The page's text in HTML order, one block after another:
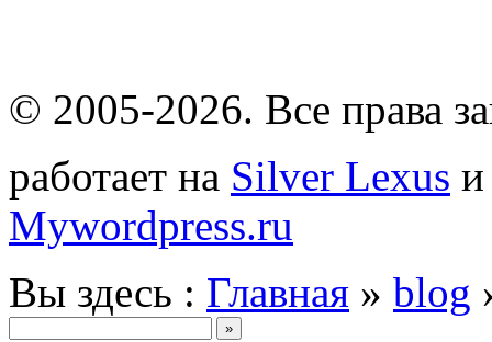
© 2005-2026. Все права
работает на Silver Lexus
Mywordpress.ru
Вы здесь : Главная » blog